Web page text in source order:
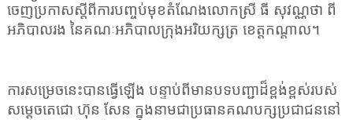
ចេញប្រកាសស្តីពីការបញ្ចប់មុខតំណែងលោកស្រី ធី សុវណ្ណថា ពី
អភិបាលរង នៃគណៈអភិបាលក្រុងអរិយក្សត្រ ខេត្តកណ្តាល។
ការសម្រេចនេះបានធ្វើឡើង បន្ទាប់ពីមានបទបញ្ជាដ៏ខ្ពង់ខ្ពស់របស់
សម្តេចតេជោ ហ៊ុន សែន ក្នុងនាមជាប្រធានគណបក្សប្រជាជននៅ